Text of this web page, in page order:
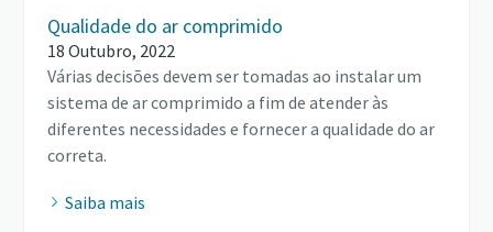
Qualidade do ar comprimido
18 Outubro, 2022
Várias decisões devem ser tomadas ao instalar um
sistema de ar comprimido a fim de atender às
diferentes necessidades e fornecer a qualidade do ar
correta.
Saiba mais